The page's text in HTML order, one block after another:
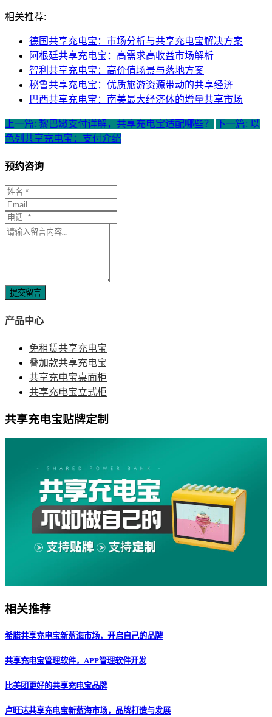
相关推荐:
德国共享充电宝：市场分析与共享充电宝解决方案
阿根廷共享充电宝：高需求高收益市场解析
智利共享充电宝：高价值场景与落地方案
秘鲁共享充电宝：优质旅游资源带动的共享经济
巴西共享充电宝：南美最大经济体的增量共享市场
上一篇: 黎巴嫩支付详解，共享充电宝适配哪些？
下一篇: 以
色列共享充电宝：支付介绍
预约咨询
提交留言
产品中心
免租赁共享充电宝
叠加款共享充电宝
共享充电宝桌面柜
共享充电宝立式柜
共享充电宝贴牌定制
相关推荐
希腊共享充电宝新蓝海市场，开启自己的品牌
共享充电宝管理软件，APP管理软件开发
比美团更好的共享充电宝品牌
卢旺达共享充电宝新蓝海市场，品牌打造与发展